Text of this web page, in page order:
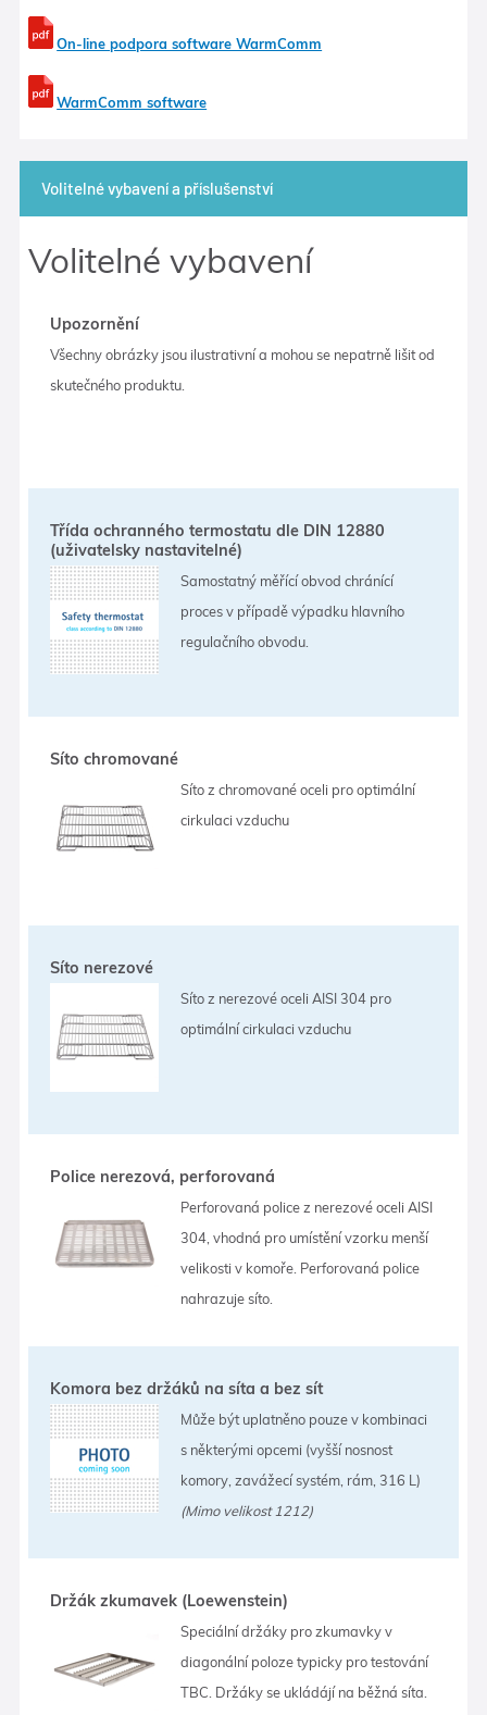
On-line podpora software WarmComm
WarmComm software
Volitelné vybavení a příslušenství
Volitelné vybavení
Upozornění
Všechny obrázky jsou ilustrativní a mohou se nepatrně lišit od
skutečného produktu.
Třída ochranného termostatu dle DIN 12880
(uživatelsky nastavitelné)
Samostatný měřící obvod chránící
proces v případě výpadku hlavního
regulačního obvodu.
Síto chromované
Síto z chromované oceli pro optimální
cirkulaci vzduchu
Síto nerezové
Síto z nerezové oceli AISI 304 pro
optimální cirkulaci vzduchu
Police nerezová, perforovaná
Perforovaná police z nerezové oceli AISI
304, vhodná pro umístění vzorku menší
velikosti v komoře. Perforovaná police
nahrazuje síto.
Komora bez držáků na síta a bez sít
Může být uplatněno pouze v kombinaci
s některými opcemi (vyšší nosnost
komory, zavážecí systém, rám, 316 L)
(Mimo velikost 1212)
Držák zkumavek (Loewenstein)
Speciální držáky pro zkumavky v
diagonální poloze typicky pro testování
TBC. Držáky se ukládájí na běžná síta.